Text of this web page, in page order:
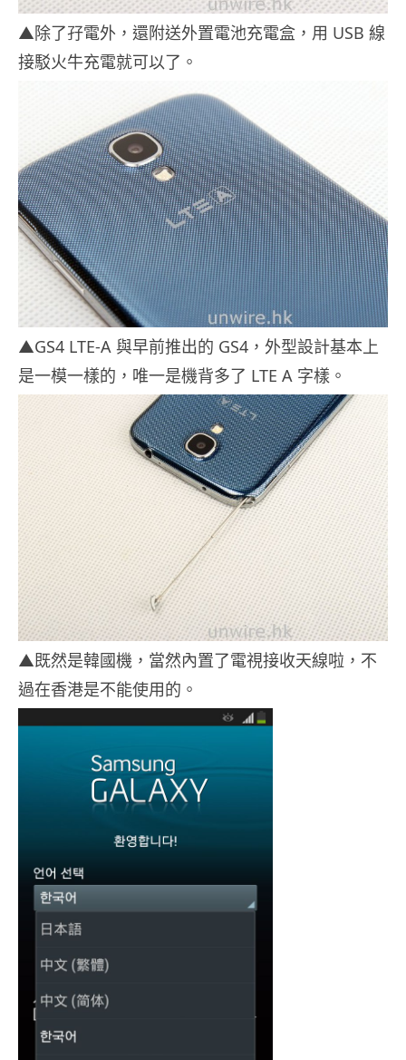
▲除了孖電外，還附送外置電池充電盒，用 USB 線
接駁火牛充電就可以了。
▲GS4 LTE-A 與早前推出的 GS4，外型設計基本上
是一模一樣的，唯一是機背多了 LTE A 字樣。
▲既然是韓國機，當然內置了電視接收天線啦，不
過在香港是不能使用的。